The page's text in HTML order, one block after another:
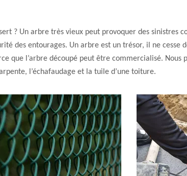
? Un arbre très vieux peut provoquer des sinistres
des entourages. Un arbre est un trésor, il ne
que l’arbre découpé peut être commercialisé.
l’échafaudage et la tuile d’une toiture.